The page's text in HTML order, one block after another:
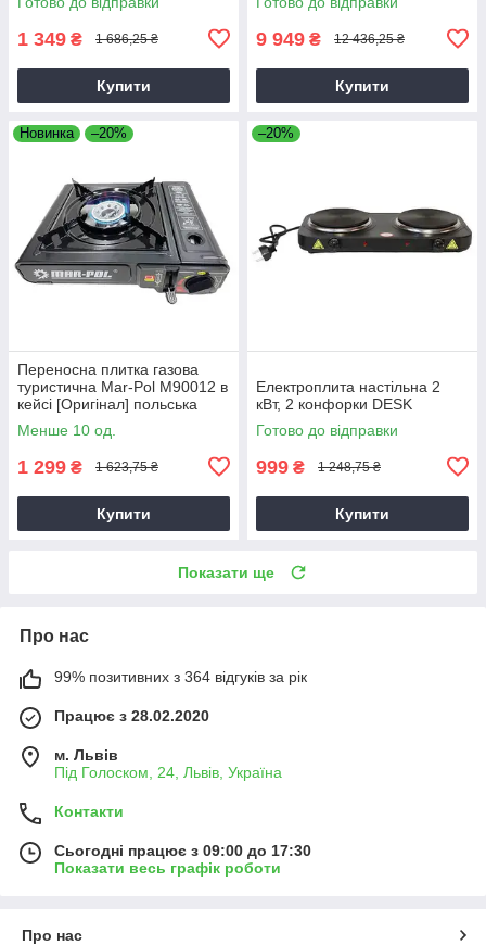
1 349 ₴ 1 686,25 ₴
Купити
9 949 ₴ 12 436,25 ₴
Купити
Новинка –20%
Переносна плитка газова
туристична Mar-Pol M90012 в
кейсі [Оригінал] польська
Менше 10 од.
1 299 ₴ 1 623,75 ₴
Купити
–20%
Електроплита настільна 2
кВт, 2 конфорки DESK
Готово до відправки
999 ₴ 1 248,75 ₴
Купити
Показати ще
Про нас
99% позитивних з 364 відгуків за рік
Працює з 28.02.2020
м. Львів
Під Голоском, 24, Львів, Україна
Контакти
Сьогодні працює з 09:00 до 17:30
Показати весь графік роботи
Про нас